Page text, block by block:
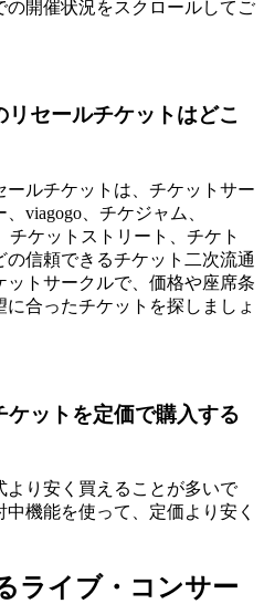
開催状況をスクロールしてご
セールチケットはどこ
ルチケットは、チケットサー
viagogo、チケジャム、
チケットストリート、チケト
信頼できるチケット二次流通
トサークルで、価格や座席条
合ったチケットを探しましょ
ットを定価で購入する
り安く買えることが多いで
機能を使って、定価より安く
ライブ・コンサー